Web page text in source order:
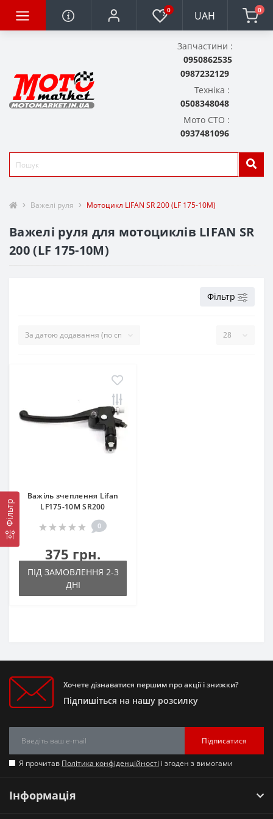
0 UAH 0
Запчастини :
0950862535
0987232129
Техніка :
0508348048
Мото СТО :
0937481096
Важелі руля Мотоцикл LIFAN SR 200 (LF 175-10M)
Важелі руля для мотоциклів LIFAN SR
200 (LF 175-10M)
Фільтр
Фільтр
Важіль зчеплення Lifan
LF175-10M SR200
0
375 грн.
ПІД ЗАМОВЛЕННЯ 2-3
ДНІ
Хочете дізнаватися першим про акції і знижки?
Підпишіться на нашу розсилку
Підписатися
Я прочитав Політика конфіденційності і згоден з вимогами
Інформація